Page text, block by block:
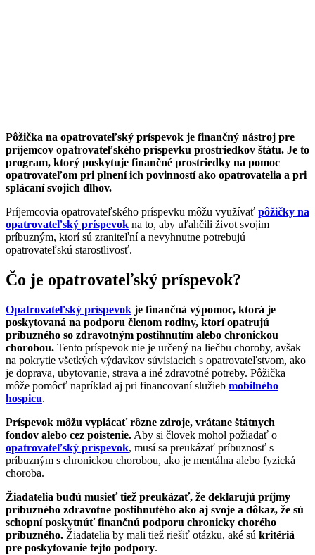
Pôžička na opatrovateľský príspevok je finančný nástroj pre
príjemcov opatrovateľského príspevku prostriedkov štátu. Je to
program, ktorý poskytuje finančné prostriedky na pomoc
opatrovateľom pri plnení ich povinností ako opatrovatelia a pri
splácaní svojich dlhov.
Príjemcovia opatrovateľského príspevku môžu využívať pôžičky na
opatrovateľský príspevok na to, aby uľahčili život svojim
príbuzným, ktorí sú zraniteľní a nevyhnutne potrebujú
opatrovateľskú starostlivosť.
Čo je opatrovateľský príspevok?
Opatrovateľský príspevok je finančná výpomoc, ktorá je
poskytovaná na podporu členom rodiny, ktorí opatrujú
príbuzného so zdravotným postihnutím alebo chronickou
chorobou. Tento príspevok nie je určený na liečbu choroby, avšak
na pokrytie všetkých výdavkov súvisiacich s opatrovateľstvom, ako
je doprava, ubytovanie, strava a iné zdravotné potreby. Pôžička
môže pomôcť napríklad aj pri financovaní služieb mobilného
hospicu.
Príspevok môžu vyplácať rôzne zdroje, vrátane štátnych
fondov alebo cez poistenie. Aby si človek mohol požiadať o
opatrovateľský príspevok, musí sa preukázať príbuznosť s
príbuzným s chronickou chorobou, ako je mentálna alebo fyzická
choroba.
Žiadatelia budú musieť tiež preukázať, že deklarujú príjmy
príbuzného zdravotne postihnutého ako aj svoje a dôkaz, že sú
schopní poskytnúť finančnú podporu chronicky chorého
príbuzného. Žiadatelia by mali tiež riešiť otázku, aké sú kritériá
pre poskytovanie tejto podpory.